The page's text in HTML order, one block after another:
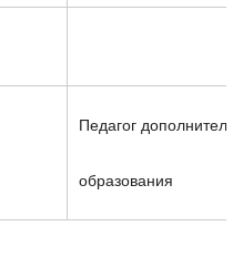
Педагог
образования